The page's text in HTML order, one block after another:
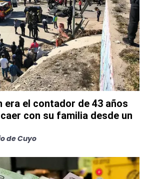
era el contador de 43 años
con su familia desde un
de Cuyo